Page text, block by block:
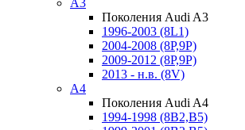
A3
Поколения Audi A3
1996-2003 (8L1)
2004-2008 (8P,9P)
2009-2012 (8P,9P)
2013 - н.в. (8V)
A4
Поколения Audi A4
1994-1998 (8B2,B5)